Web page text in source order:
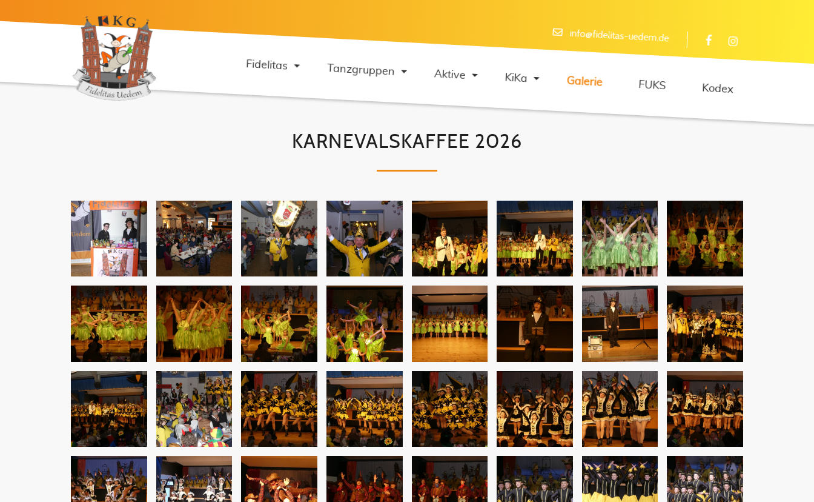
info@fidelitas-uedem.de
Fidelitas Tanzgruppen Aktive KiKa Galerie FUKS Kodex
KARNEVALSKAFFEE 2026